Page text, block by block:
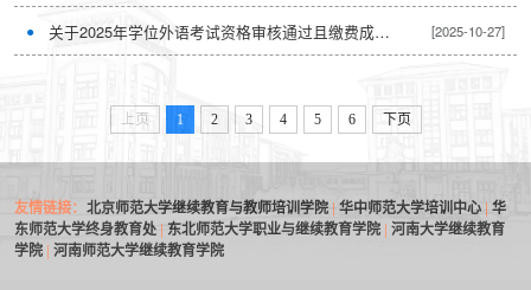
关于2025年学位外语考试资格审核通过且缴费成功学生名单的公示 [2025-10-27]
上页 1 2 3 4 5 6 下页
友情链接： 北京师范大学继续教育与教师培训学院 | 华中师范大学培训中心 | 华
东师范大学终身教育处 | 东北师范大学职业与继续教育学院 | 河南大学继续教育
学院 | 河南师范大学继续教育学院